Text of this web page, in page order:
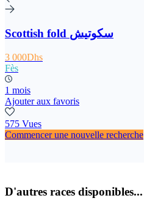
Scottish fold سكوتيش
3 000Dhs
Fès
1 mois
Ajouter aux favoris
575 Vues
Commencer une nouvelle recherche
D'autres races disponibles...